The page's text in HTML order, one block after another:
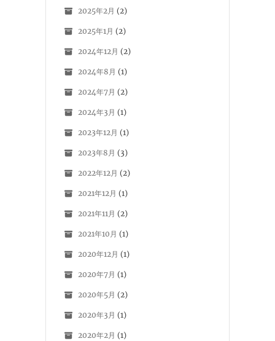
2025年2月 (2)
2025年1月 (2)
2024年12月 (2)
2024年8月 (1)
2024年7月 (2)
2024年3月 (1)
2023年12月 (1)
2023年8月 (3)
2022年12月 (2)
2021年12月 (1)
2021年11月 (2)
2021年10月 (1)
2020年12月 (1)
2020年7月 (1)
2020年5月 (2)
2020年3月 (1)
2020年2月 (1)